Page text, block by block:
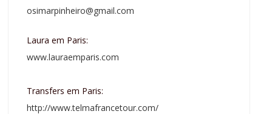
osimarpinheiro@gmail.com
Laura em Paris:
www.lauraemparis.com
Transfers em Paris:
http://www.telmafrancetour.com/